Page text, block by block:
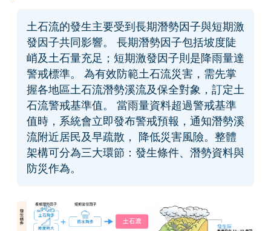
土石流的發生主要受到長期潛勢因子與短期激
發因子共同影響。 長期潛勢因子包括坡度陡
峭及土石量充足；短期激發因子則是降雨量達
警戒標準。 為有效防範土石流災害，需先掌
握各地區土石流潛勢溪流及保全對象，訂定土
石流警戒基準值。 當雨量資料超過警戒基準
值時，系統會立即發布警戒預報，通知潛勢溪
流附近居民及早疏散， 降低災害風險。整體
架構可分為三大環節：發生條件、潛勢資料與
防災作為。